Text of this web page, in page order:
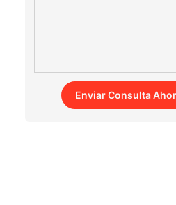
Enviar Consulta